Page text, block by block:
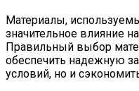
Материалы,
значительное влияние
Правильный выбор
обеспечить надежную
условий, но и